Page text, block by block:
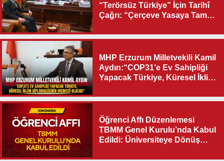
“Terörsüz Türkiye” İçin Tarihî
Çağrı: “Çerçeve Yasaya Tam
MHP Erzurum Milletvekili Kamil
Aydın:“COP31’e Ev Sahipliği
Yapacak Türkiye, Küresel İklim
Olacak"
Öğrenci Affı Düzenlemesi
TBMM Genel Kurulu’nda Kabul
Edildi: Üniversiteye Dönüş